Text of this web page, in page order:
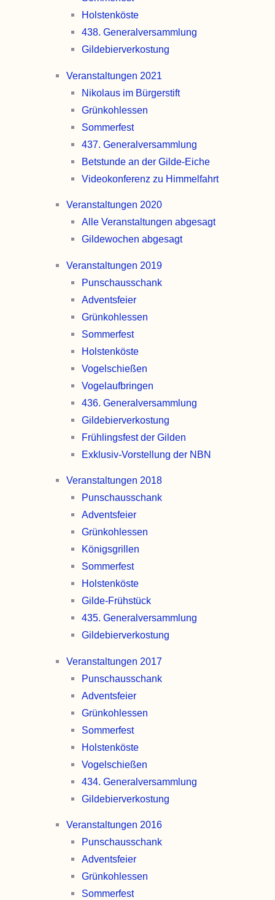
Holsten­köste
438. General­versammlung
Gildebier­verkostung
Veranstaltungen 2021
Nikolaus im Bürgerstift
Grünkohl­essen
Sommer­fest
437. General­versammlung
Betstunde an der Gilde-Eiche
Video­konferenz zu Himmel­fahrt
Veranstaltungen 2020
Alle Veran­stal­tungen abgesagt
Gildewochen abgesagt
Veranstaltungen 2019
Punschaus­schank
Advents­feier
Grünkohl­essen
Sommer­fest
Holsten­köste
Vogel­schießen
Vogel­aufbringen
436. General­versammlung
Gildebier­verkostung
Frühlingsfest der Gilden
Exklusiv-Vorstellung der NBN
Veranstaltungen 2018
Punschaus­schank
Advents­feier
Grünkohl­essen
Königs­grillen
Sommer­fest
Holsten­köste
Gilde-Frühstück
435. General­versammlung
Gildebier­verkostung
Veranstaltungen 2017
Punschaus­schank
Advents­feier
Grünkohl­essen
Sommer­fest
Holsten­köste
Vogel­schießen
434. General­versammlung
Gildebier­verkostung
Veranstaltungen 2016
Punschaus­schank
Advents­feier
Grünkohl­essen
Sommer­fest